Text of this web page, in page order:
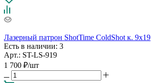
Лазерный патрон ShotTime ColdShot к. 9х19
Есть в наличии: 3
Арт.: ST-LS-919
1 700 ₽/шт